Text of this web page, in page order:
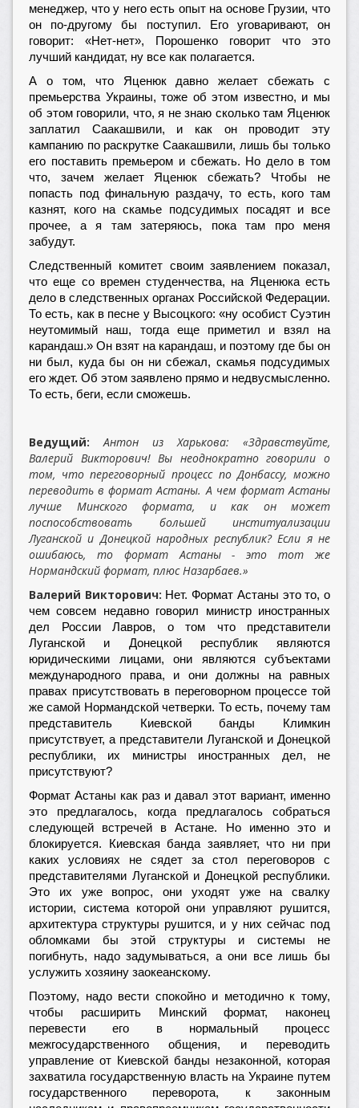
менеджер, что у него есть опыт на основе Грузии, что
он по-другому бы поступил. Его уговаривают, он
говорит: «Нет-нет», Порошенко говорит что это
лучший кандидат, ну все как полагается.
А о том, что Яценюк давно желает сбежать с
премьерства Украины, тоже об этом известно, и мы
об этом говорили, что, я не знаю сколько там Яценюк
заплатил Саакашвили, и как он проводит эту
кампанию по раскрутке Саакашвили, лишь бы только
его поставить премьером и сбежать. Но дело в том
что, зачем желает Яценюк сбежать? Чтобы не
попасть под финальную раздачу, то есть, кого там
казнят, кого на скамье подсудимых посадят и все
прочее, а я там затеряюсь, пока там про меня
забудут.
Следственный комитет своим заявлением показал,
что еще со времен студенчества, на Яценюка есть
дело в следственных органах Российской Федерации.
То есть, как в песне у Высоцкого: «ну особист Суэтин
неутомимый наш, тогда еще приметил и взял на
карандаш.» Он взят на карандаш, и поэтому где бы он
ни был, куда бы он ни сбежал, скамья подсудимых
его ждет. Об этом заявлено прямо и недвусмысленно.
То есть, беги, если сможешь.
Ведущий:
Антон из Харькова: «Здравствуйте,
Валерий Викторович! Вы неоднократно говорили о
том, что переговорный процесс по Донбассу, можно
переводить в формат Астаны. А чем формат Астаны
лучше Минского формата, и как он может
поспособствовать большей институализации
Луганской и Донецкой народных республик? Если я не
ошибаюсь, то формат Астаны - это тот же
Нормандский формат, плюс Назарбаев.»
Валерий Викторович: Нет. Формат Астаны это то, о
чем совсем недавно говорил министр иностранных
дел России Лавров, о том что представители
Луганской и Донецкой республик являются
юридическими лицами, они являются субъектами
международного права, и они должны на равных
правах присутствовать в переговорном процессе той
же самой Нормандской четверки. То есть, почему там
представитель Киевской банды Климкин
присутствует, а представители Луганской и Донецкой
республики, их министры иностранных дел, не
присутствуют?
Формат Астаны как раз и давал этот вариант, именно
это предлагалось, когда предлагалось собраться
следующей встречей в Астане. Но именно это и
блокируется. Киевская банда заявляет, что ни при
каких условиях не сядет за стол переговоров с
представителями Луганской и Донецкой республики.
Это их уже вопрос, они уходят уже на свалку
истории, система которой они управляют рушится,
архитектура структуры рушится, и у них сейчас под
обломками бы этой структуры и системы не
погибнуть, надо задумываться, а они все лишь бы
услужить хозяину заокеанскому.
Поэтому, надо вести спокойно и методично к тому,
чтобы расширить Минский формат, наконец
перевести его в нормальный процесс
межгосударственного общения, и переводить
управление от Киевской банды незаконной, которая
захватила государственную власть на Украине путем
государственного переворота, к законным